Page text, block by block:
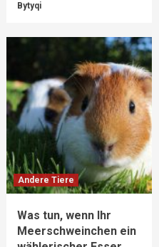
Bytyqi
Andere Tiere
Was tun, wenn Ihr
Meerschweinchen ein